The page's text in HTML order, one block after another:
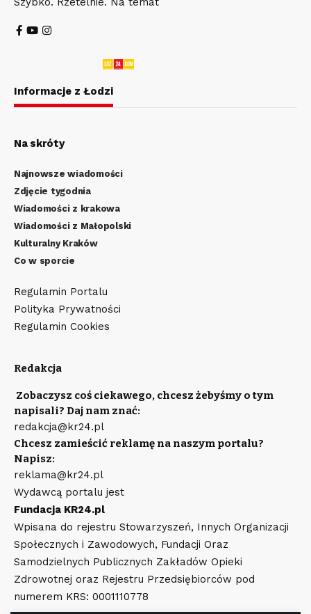
Informacje z Łodzi
Na skróty
Najnowsze wiadomości
Zdjęcie tygodnia
Wiadomości z krakowa
Wiadomości z Małopolski
Kulturalny Kraków
Co w sporcie
Regulamin Portalu
Polityka Prywatności
Regulamin Cookies
Redakcja
Zobaczysz coś ciekawego, chcesz żebyśmy o tym
napisali? Daj nam znać:
redakcja@kr24.pl
Chcesz zamieścić reklamę na naszym portalu?
Napisz:
reklama@kr24.pl
Wydawcą portalu jest
Fundacja KR24.pl
Wpisana do rejestru Stowarzyszeń, Innych Organizacji
Społecznych i Zawodowych, Fundacji Oraz
Samodzielnych Publicznych Zakładów Opieki
Zdrowotnej oraz Rejestru Przedsiębiorców pod
numerem KRS: 0001110778